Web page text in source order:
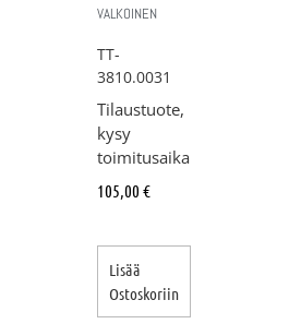
VALKOINEN
TT-
3810.0031
Tilaustuote,
kysy
toimitusaika
105,00 €
Lisää
Ostoskoriin